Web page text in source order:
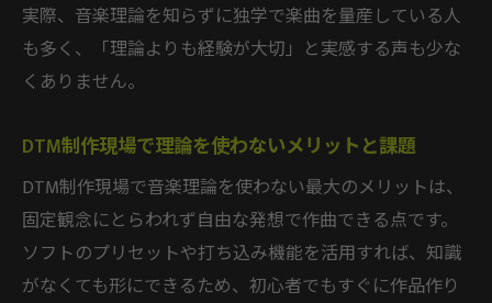
DTMで音楽理論を実践するための練習法と
は
秘訣
メロディ作成に役立つ音楽理論の具体的使
い方
知らずに作曲できるDTMの理論活用法
DTMで音楽理論を意識せず使うアプローチ
実際、音楽理論を知らずに独学で楽曲を量産している人
も多く、「理論よりも経験が大切」と実感する声も少な
くありません。
DTM制作現場で理論を使わないメリットと課題
DTM制作現場で音楽理論を使わない最大のメリットは、
固定観念にとらわれず自由な発想で作曲できる点です。
ソフトのプリセットや打ち込み機能を活用すれば、知識
がなくても形にできるため、初心者でもすぐに作品作り